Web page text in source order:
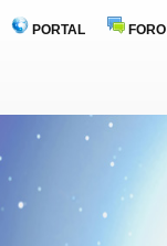
PORTAL FORO